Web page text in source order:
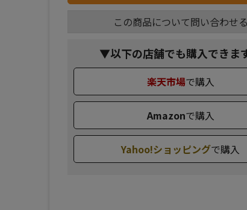
この商品について問い合わせ
▼以下の店舗でも購入できま
楽天市場で購入
Amazonで購入
Yahoo!ショッピングで購入